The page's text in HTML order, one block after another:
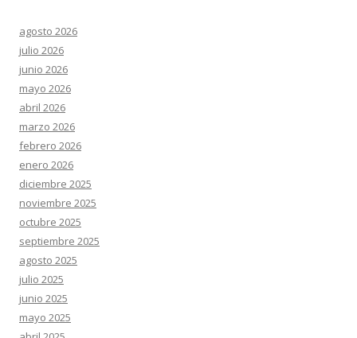
agosto 2026
julio 2026
junio 2026
mayo 2026
abril 2026
marzo 2026
febrero 2026
enero 2026
diciembre 2025
noviembre 2025
octubre 2025
septiembre 2025
agosto 2025
julio 2025
junio 2025
mayo 2025